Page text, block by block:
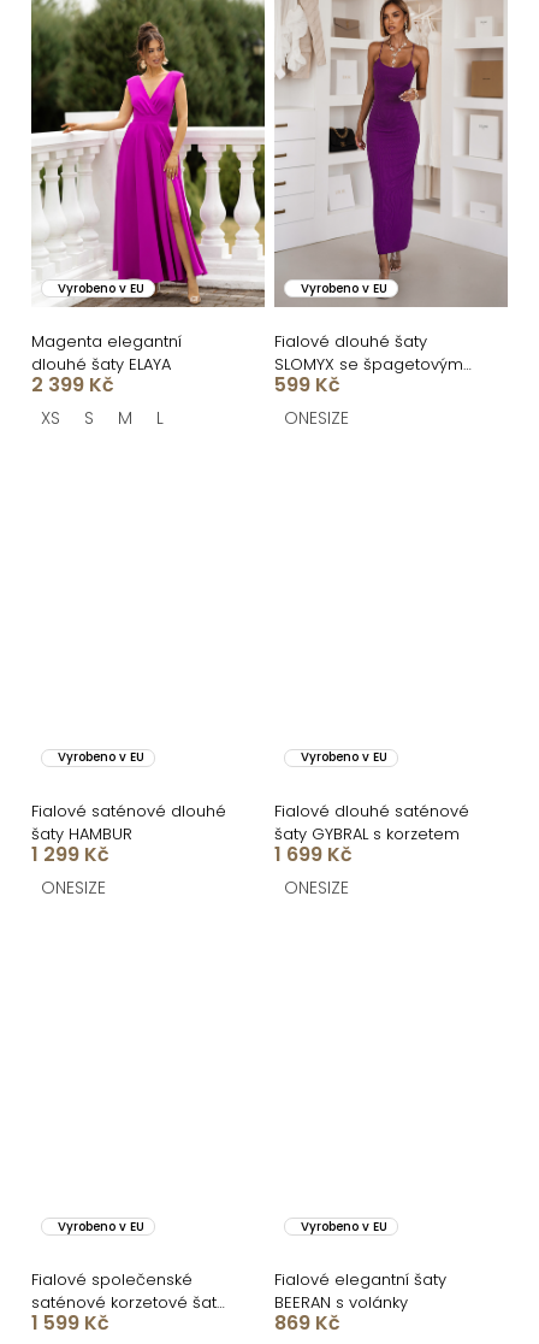
Vyrobeno v EU
Magenta elegantní
dlouhé šaty ELAYA
2 399 Kč
XS S M L
Vyrobeno v EU
Fialové dlouhé šaty
SLOMYX se špagetovými
ramínky
599 Kč
ONESIZE
Vyrobeno v EU
Fialové saténové dlouhé
šaty HAMBUR
1 299 Kč
ONESIZE
Vyrobeno v EU
Fialové dlouhé saténové
šaty GYBRAL s korzetem
1 699 Kč
ONESIZE
Vyrobeno v EU
Fialové společenské
saténové korzetové šaty
SYCHAEUS
1 599 Kč
Vyrobeno v EU
Fialové elegantní šaty
BEERAN s volánky
869 Kč